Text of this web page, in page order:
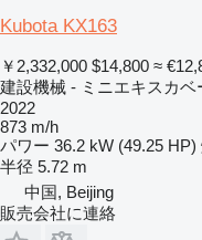
Kubota KX163
￥2,332,000 $14,800 ≈
建設機械 - ミニエキスカベ
2022
873 m/h
パワー 36.2 kW (49.25 HP)
半径 5.72 m
中国, Beijing
販売会社に連絡